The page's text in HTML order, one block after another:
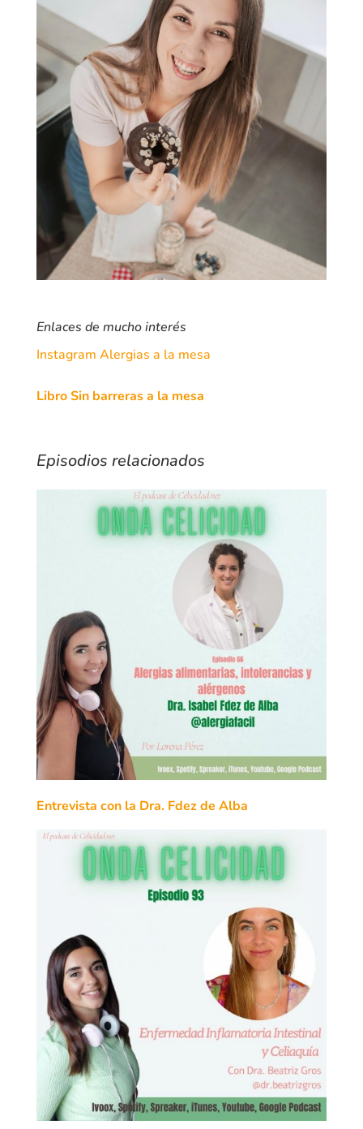
Enlaces de mucho interés
Instagram Alergias a la mesa
Libro Sin barreras a la mesa
Episodios relacionados
Entrevista con la Dra. Fdez de Alba